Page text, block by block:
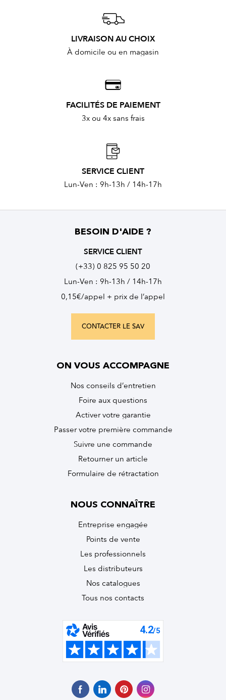
LIVRAISON AU CHOIX
À domicile ou en magasin
FACILITÉS DE PAIEMENT
3x ou 4x sans frais
SERVICE CLIENT
Lun-Ven : 9h-13h / 14h-17h
BESOIN D'AIDE ?
SERVICE CLIENT
(+33) 0 825 95 50 20
Lun-Ven : 9h-13h / 14h-17h
0,15€/appel + prix de l’appel
CONTACTER LE SAV
ON VOUS ACCOMPAGNE
Nos conseils d’entretien
Foire aux questions
Activer votre garantie
Passer votre première commande
Suivre une commande
Retourner un article
Formulaire de rétractation
NOUS CONNAÎTRE
Entreprise engagée
Points de vente
Les professionnels
Les distributeurs
Nos catalogues
Tous nos contacts